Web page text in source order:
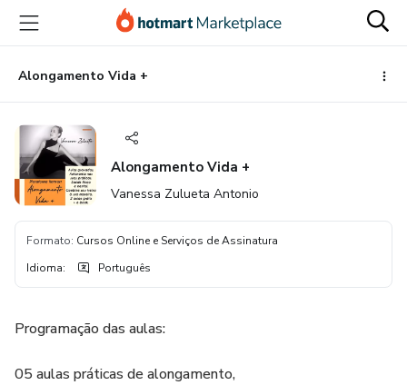
para
conteúdo
principal
para
pagamento
para
rodapé
Alongamento Vida +
Alongamento Vida +
Vanessa Zulueta Antonio
Formato: Cursos Online e Serviços de Assinatura
Idioma: Português
Programação das aulas:
05 aulas práticas de alongamento,